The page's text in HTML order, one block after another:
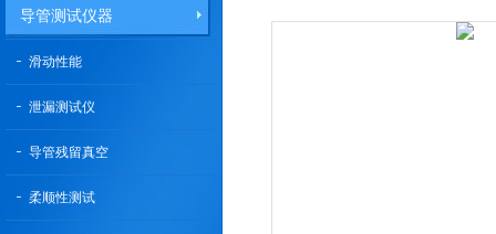
导管测试仪器
滑动性能
泄漏测试仪
导管残留真空
柔顺性测试